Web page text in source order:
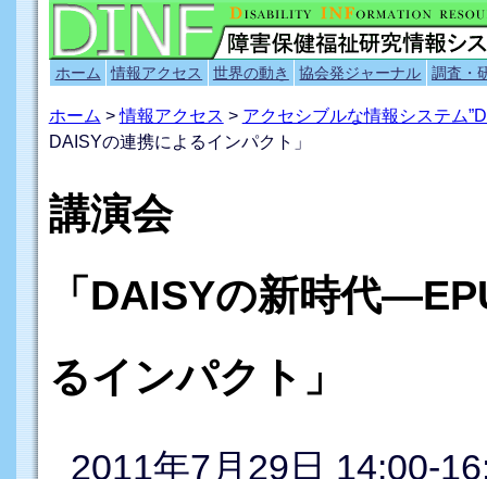
ホーム 情報アクセス 世界の動き 協会発ジャーナル 調査・
ホーム >情報アクセス > アクセシブルな情報システム
DAISYの連携によるインパクト」
講演会
「DAISYの新時代
るインパクト」
2011年7月29日 14:00-